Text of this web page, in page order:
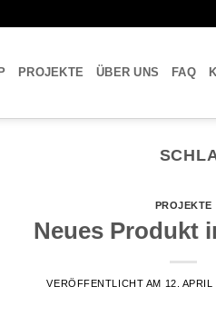
PROJEKTE ÜBER UNS FAQ
PROJEKTE
Neues Produkt
VERÖFFENTLICHT AM 12. APRIL